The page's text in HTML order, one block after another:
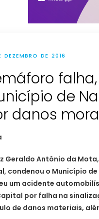
DEZEMBRO DE 2016
de
danos
Geraldo Antônio da
condenou o Município
um acidente
por falha na
de danos materiais,